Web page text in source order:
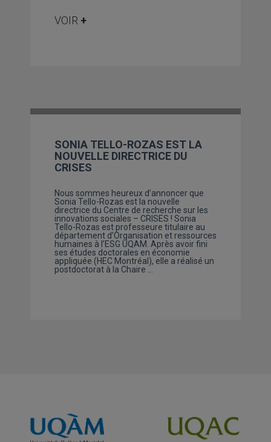
VOIR +
SONIA TELLO-ROZAS EST LA
NOUVELLE DIRECTRICE DU
CRISES
Nous sommes heureux d’annoncer que
Sonia Tello-Rozas est la nouvelle
directrice du Centre de recherche sur les
innovations sociales – CRISES ! Sonia
Tello-Rozas est professeure titulaire au
département d’Organisation et ressources
humaines à l’ESG UQAM. Après avoir fini
ses études doctorales en économie
appliquée (HEC Montréal), elle a réalisé un
postdoctorat à la Chaire …